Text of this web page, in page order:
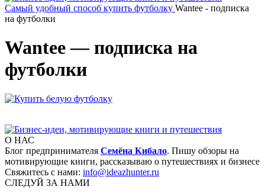
Самый удобный способ купить футболку Wantee - подписка
на футболки
Wantee — подписка на
футболки
О НАС
Блог предпринимателя Семёна Кибало. Пишу обзоры на
мотивирующие книги, рассказываю о путешествиях и бизнесе
Свяжитесь с нами: info@ideazhunter.ru
СЛЕДУЙ ЗА НАМИ